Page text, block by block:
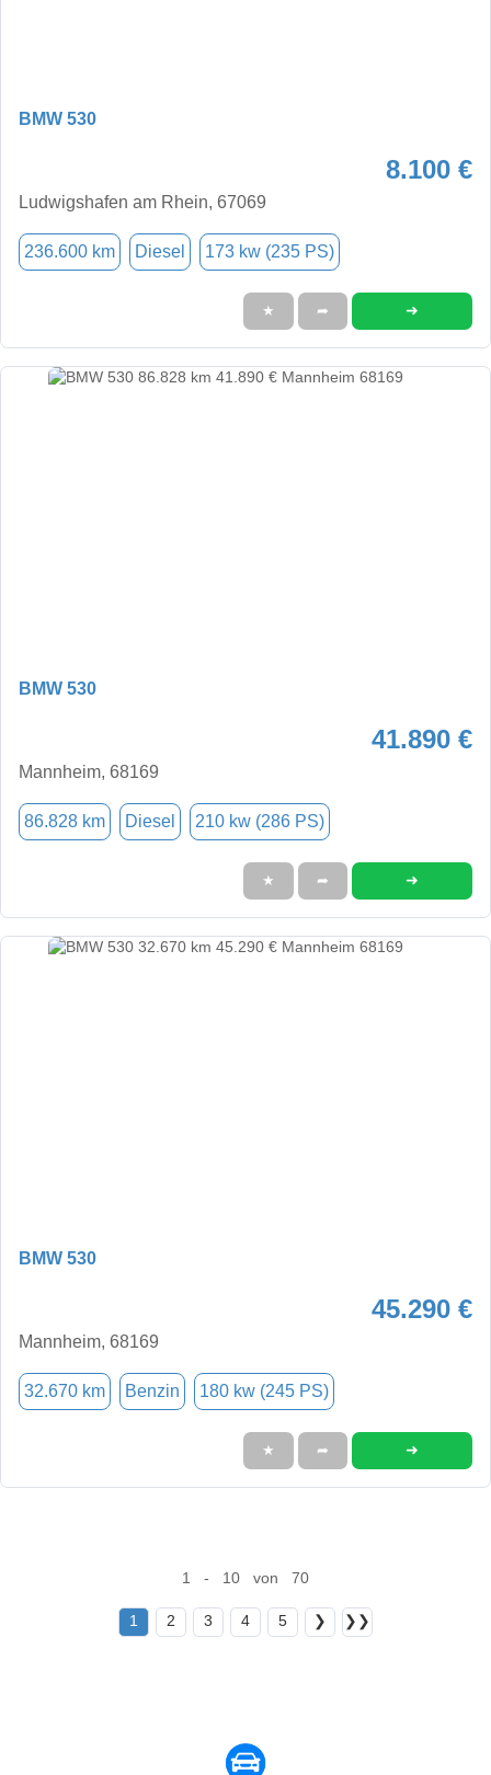
BMW 530
8.100 €
Ludwigshafen am Rhein, 67069
236.600 km Diesel 173 kw (235 PS)
★ ➦ ➜
BMW 530
41.890 €
Mannheim, 68169
86.828 km Diesel 210 kw (286 PS)
★ ➦ ➜
BMW 530
45.290 €
Mannheim, 68169
32.670 km Benzin 180 kw (245 PS)
★ ➦ ➜
1 - 10 von 70
1 2 3 4 5 ❯ ❯❯